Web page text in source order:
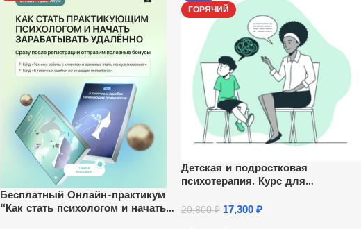
Бесплатный Онлайн-практикум
“Как стать психологом и начать
ГОРЯЧИЙ
Детская и подростковая
психотерапия. Курс для
20,800₽ 17,300 ₽